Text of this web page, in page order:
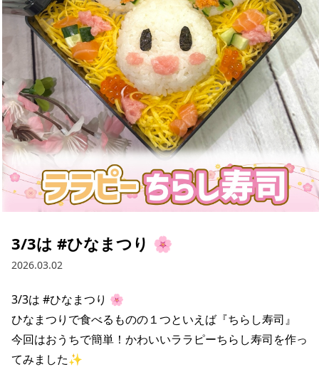
採用情報
お問い合わせ
Contact us in English
3/3は #ひなまつり 🌸
2026.03.02
3/3は #ひなまつり 🌸
ひなまつりで食べるものの１つといえば『ちらし寿司』
今回はおうちで簡単！かわいいララピーちらし寿司を作っ
てみました✨